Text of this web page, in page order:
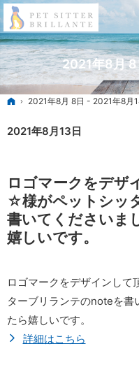
2021年8月
ホーム
2021年8月 8日 - 2021年8月
2021年8月13日
ロゴマークをデザ
☆様がペットシッ
書いてくださいま
嬉しいです。
ロゴマークをデザインして
ターブリランテのnoteを書
たら嬉しいです。
詳細はこちら